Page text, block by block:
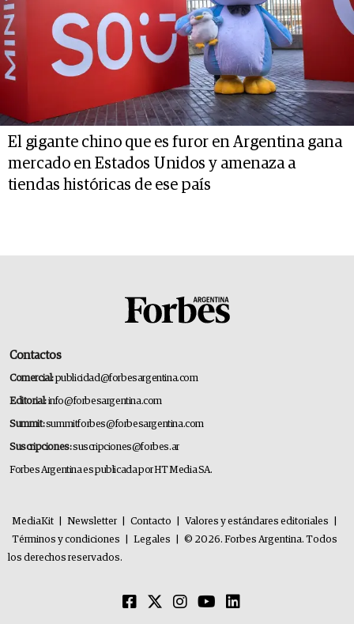
El gigante chino que es furor en Argentina gana
mercado en Estados Unidos y amenaza a
tiendas históricas de ese país
Contactos
Comercial:publicidad@forbesargentina.com
Editorial:info@forbesargentina.com
Summit:summitforbes@forbesargentina.com
Suscripciones:suscripciones@forbes.ar
Forbes Argentina es publicada por HT Media SA.
MediaKit Newsletter Contacto Valores y estándares editoriales
Términos y condiciones
Legales
© 2026. Forbes Argentina. Todos
los derechos reservados.